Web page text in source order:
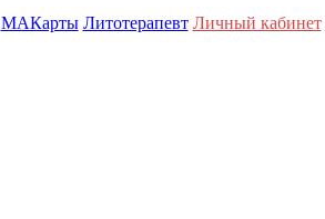
МАКарты Литотерапевт Личный кабинет